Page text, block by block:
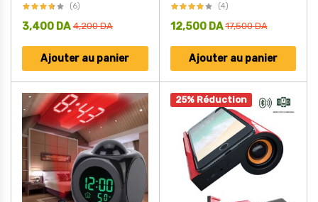
(6)
4,200DA
3,400 DA
Ajouter au panier
(4)
17,500DA
12,500 DA
Ajouter au panier
25% Réduction